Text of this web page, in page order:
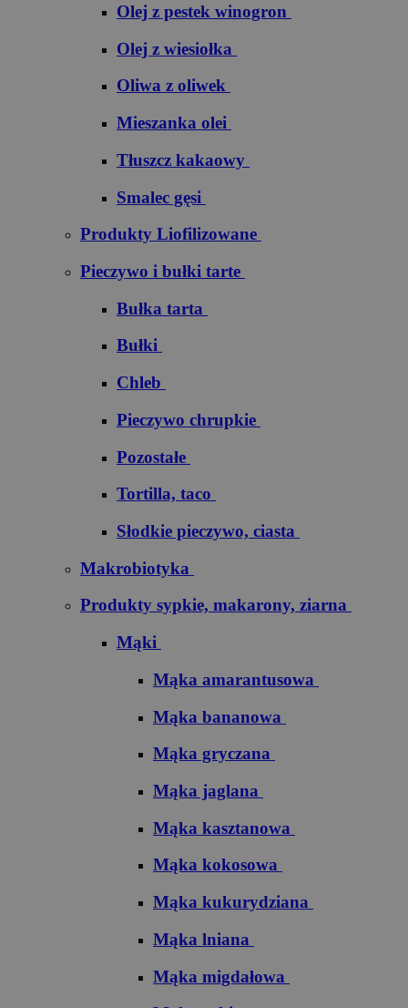
Olej z pestek winogron
Olej z wiesiołka
Oliwa z oliwek
Mieszanka olei
Tłuszcz kakaowy
Smalec gęsi
Produkty Liofilizowane
Pieczywo i bułki tarte
Bułka tarta
Bułki
Chleb
Pieczywo chrupkie
Pozostałe
Tortilla, taco
Słodkie pieczywo, ciasta
Makrobiotyka
Produkty sypkie, makarony, ziarna
Mąki
Mąka amarantusowa
Mąka bananowa
Mąka gryczana
Mąka jaglana
Mąka kasztanowa
Mąka kokosowa
Mąka kukurydziana
Mąka lniana
Mąka migdałowa